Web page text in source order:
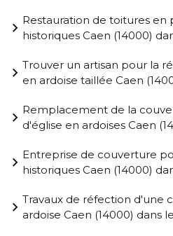
Restauration de toitures
historiques Caen (14000)
Trouver un artisan pour la
en ardoise taillée Caen
Remplacement de la
d'église en ardoises Caen
Entreprise de couverture
historiques Caen (14000)
Travaux de réfection d'une
ardoise Caen (14000) dans